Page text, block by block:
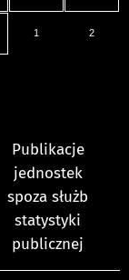
1 2
Publikacje
jednostek
spoza służb
statystyki
publicznej